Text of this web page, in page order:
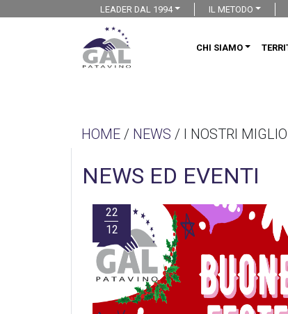
LEADER DAL 1994 IL METODO
CHI SIAMO
HOME / NEWS / I NOSTRI
NEWS ED EVENTI
22
12